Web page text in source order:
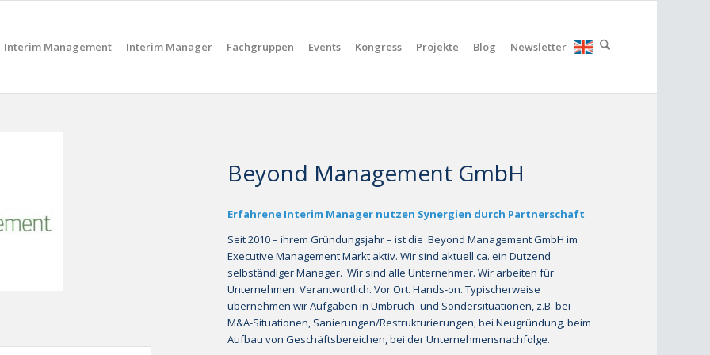
Interim Management Interim Manager Fachgruppen Events Kongress Projekte Blog Newsletter
Beyond Management GmbH
Erfahrene Interim Manager nutzen Synergien durch Partnerschaft
Seit 2010 – ihrem Gründungsjahr – ist die Beyond Management GmbH im
Executive Management Markt aktiv. Wir sind aktuell ca. ein Dutzend
selbständiger Manager. Wir sind alle Unternehmer. Wir arbeiten für
Unternehmen. Verantwortlich. Vor Ort. Hands-on. Typischerweise
übernehmen wir Aufgaben in Umbruch- und Sondersituationen, z.B. bei
M&A-Situationen, Sanierungen/Restrukturierungen, bei Neugründung, beim
Aufbau von Geschäftsbereichen, bei der Unternehmensnachfolge.